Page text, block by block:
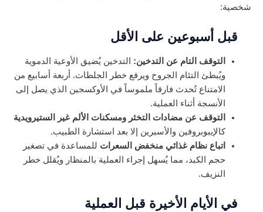
شخصية:
قبل أسبوعين على الأقل
التوقف التام عن التدخين: التدخين يُضيق الأوعية الدموية
ويُبطئ التئام الجروح ويرفع خطر الجلطات. أربعة أسابيع من
الامتناع تُحدث فارقاً ملموساً في الأوكسجين الذي يصل إلى
الأنسجة أثناء العملية.
التوقف عن مضادات التخثر ومسكنات الألم غير الستيرويدية
كالإيبوبروفين والأسبرين إلا بعد استشارة الطبيب.
اتباع نظام غذائي منخفض السعرات للمساعدة في تصغير
حجم الكبد، مما يُسهل إجراء العملية بالمنظار ويُقلل خطر
النزيف.
في الأيام الأخيرة قبل العملية